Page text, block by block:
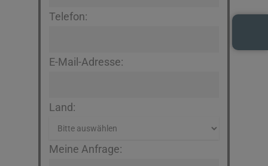
Telefon:
E-Mail-Adresse:
Land:
Meine Anfrage: